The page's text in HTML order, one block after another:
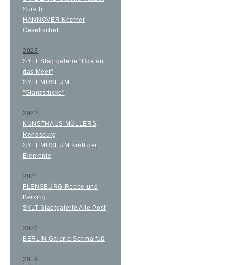
Sureth
HANNOVER Kestner
Gesellschaft
2023
SYLT Stadtgalerie "Ode an
das Meer"
SYLT MUSEUM
"Glanzstücke"
2022
KUNSTHAUS MÜLLERS,
Rendsburg
SYLT MUSEUM Kraft der
Elemente
2021
FLENSBURG Robbe und
Berking
SYLT Stadtgalerie Alte Post
2020
BERLIN Galerie Schmalfuß
2019